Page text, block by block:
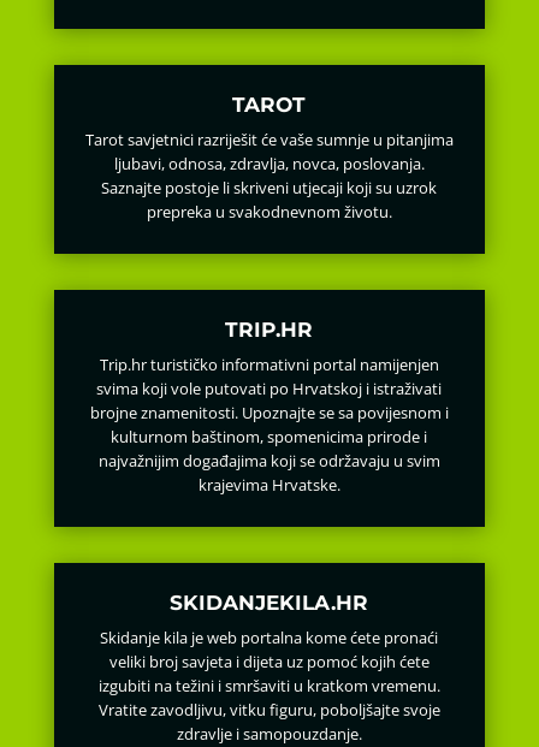
TAROT
Tarot savjetnici razriješit će vaše sumnje u pitanjima
ljubavi, odnosa, zdravlja, novca, poslovanja.
Saznajte postoje li skriveni utjecaji koji su uzrok
prepreka u svakodnevnom životu.
TRIP.HR
Trip.hr turističko informativni portal namijenjen
svima koji vole putovati po Hrvatskoj i istraživati
brojne znamenitosti. Upoznajte se sa povijesnom i
kulturnom baštinom, spomenicima prirode i
najvažnijim događajima koji se održavaju u svim
krajevima Hrvatske.
SKIDANJEKILA.HR
Skidanje kila je web portalna kome ćete pronaći
veliki broj savjeta i dijeta uz pomoć kojih ćete
izgubiti na težini i smršaviti u kratkom vremenu.
Vratite zavodljivu, vitku figuru, poboljšajte svoje
zdravlje i samopouzdanje.